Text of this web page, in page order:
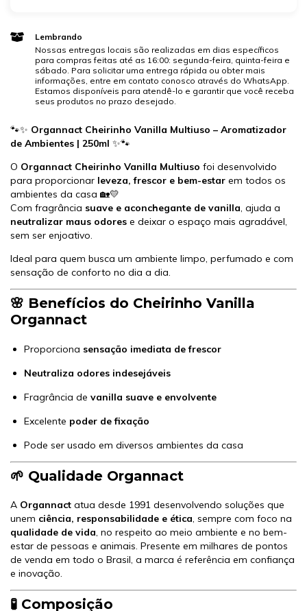
Lembrando
Nossas entregas locais são realizadas em dias específicos
para compras feitas até as 16:00: segunda-feira, quinta-feira e
sábado. Para solicitar uma entrega rápida ou obter mais
informações, entre em contato conosco através do WhatsApp.
Estamos disponíveis para atendê-lo e garantir que você receba
seus produtos no prazo desejado.
🐾✨ Organnact Cheirinho Vanilla Multiuso – Aromatizador
de Ambientes | 250ml ✨🐾
O Organnact Cheirinho Vanilla Multiuso foi desenvolvido
para proporcionar leveza, frescor e bem-estar em todos os
ambientes da casa 🏡💛
Com fragrância suave e aconchegante de vanilla, ajuda a
neutralizar maus odores e deixar o espaço mais agradável,
sem ser enjoativo.
Ideal para quem busca um ambiente limpo, perfumado e com
sensação de conforto no dia a dia.
🌸 Benefícios do Cheirinho Vanilla
Organnact
Proporciona sensação imediata de frescor
Neutraliza odores indesejáveis
Fragrância de vanilla suave e envolvente
Excelente poder de fixação
Pode ser usado em diversos ambientes da casa
🌱 Qualidade Organnact
A Organnact atua desde 1991 desenvolvendo soluções que
unem ciência, responsabilidade e ética, sempre com foco na
qualidade de vida, no respeito ao meio ambiente e no bem-
estar de pessoas e animais. Presente em milhares de pontos
de venda em todo o Brasil, a marca é referência em confiança
e inovação.
🧪 Composição